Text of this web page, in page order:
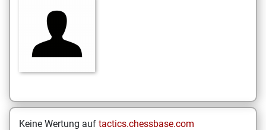
Keine Wertung auf tactics.chessbase.com